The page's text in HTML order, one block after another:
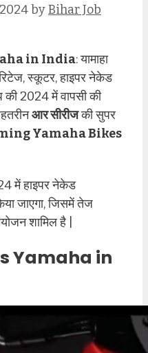
byBihar Job
in India: यामाहा
स्कूटर, हाइपर नेकेड
की 2024 में वापसी की
आर सीरीजकी सुपर
Yamaha Bikes
में हाइपर नेकेड
जाएगा, जिसमें तेज
शामिल है |
Yamaha in